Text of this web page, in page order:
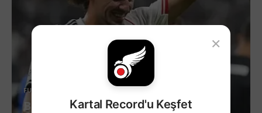
FUTBOL
Beşiktaş'ta Taylan Bulut Gelişmesi!
×
Kartal Record'u Keşfet